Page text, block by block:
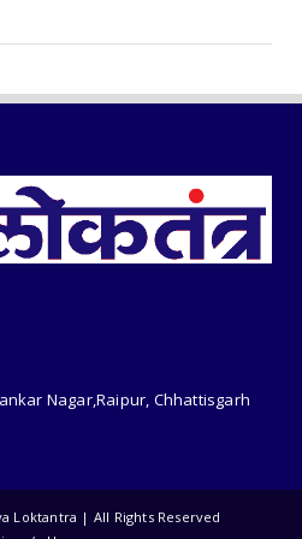
‘एक पेड़ माँ के नाम’ अभियान
Nagar,Raipur, Chhattisgarh
Loktantra | All Rights Reserved